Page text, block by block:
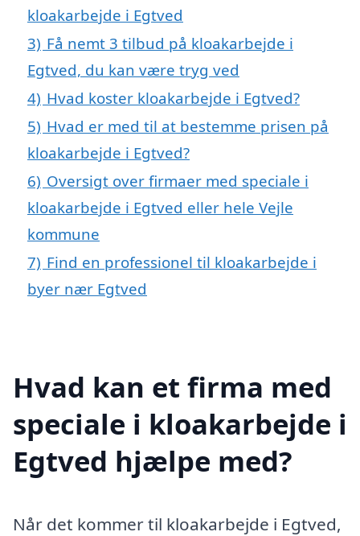
kloakarbejde i Egtved
3) Få nemt 3 tilbud på kloakarbejde i
Egtved, du kan være tryg ved
4) Hvad koster kloakarbejde i Egtved?
5) Hvad er med til at bestemme prisen på
kloakarbejde i Egtved?
6) Oversigt over firmaer med speciale i
kloakarbejde i Egtved eller hele Vejle
kommune
7) Find en professionel til kloakarbejde i
byer nær Egtved
Hvad kan et firma med
speciale i kloakarbejde i
Egtved hjælpe med?
Når det kommer til kloakarbejde i Egtved,